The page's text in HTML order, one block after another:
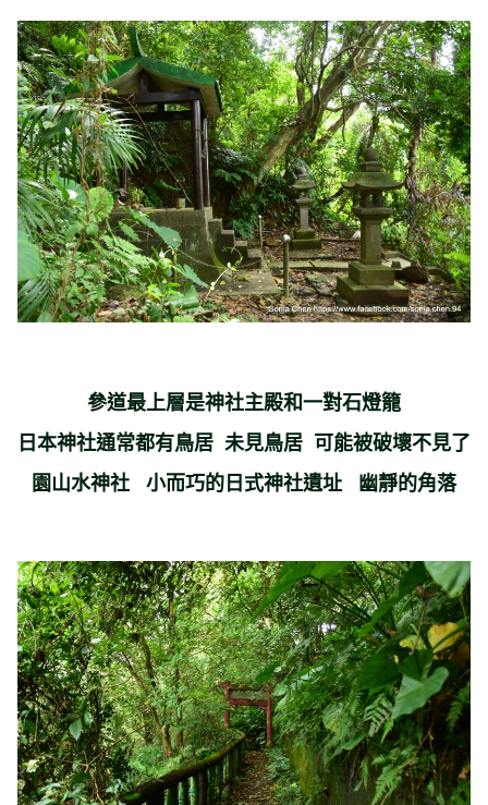
參道最上層是神社主殿和一對石燈籠
日本神社通常都有鳥居 未見鳥居 可能被破壞不見了
園山水神社 小而巧的日式神社遺址 幽靜的角落